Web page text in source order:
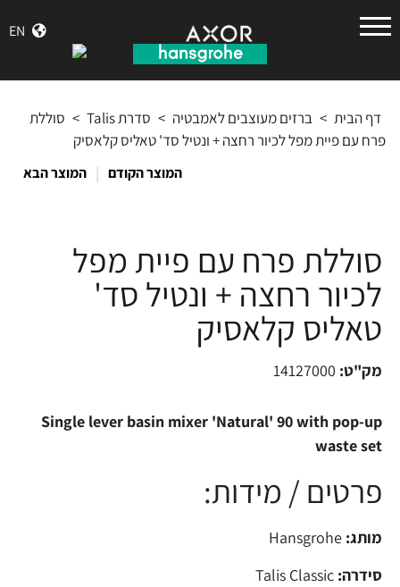
EN
גרואה
דף הבית > ברזים מעוצבים לאמבטיה > סדרת Talis > סוללת
פרח עם פיית מפל לכיור רחצה + ונטיל סד' טאליס קלאסיק
המוצר הקודם | המוצר הבא
סוללת פרח עם פיית מפל
לכיור רחצה + ונטיל סד'
טאליס קלאסיק
מק"ט: 14127000
Single lever basin mixer 'Natural' 90 with pop-up
waste set
פרטים / מידות:
מותג:
סידרה: